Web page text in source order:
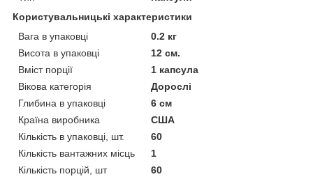
Користувальницькі характеристики
Вага в упаковці
0.2 кг
Висота в упаковці
12 см.
Вміст порції
1 капсула
Вікова категорія
Дорослі
Глибина в упаковці
6 см
Країна виробника
США
Кількість в упаковці, шт.
60
Кількість вантажних місць
1
Кількість порцій, шт
60